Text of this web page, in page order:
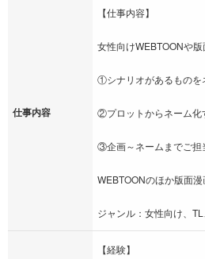
仕事内容
【仕事内容】
女性向けWEBTOONや
①シナリオがあるものを
②プロットからネーム化
③企画～ネームまでご担
WEBTOONのほか版面漫
ジャンル：女性向け、
【経験】